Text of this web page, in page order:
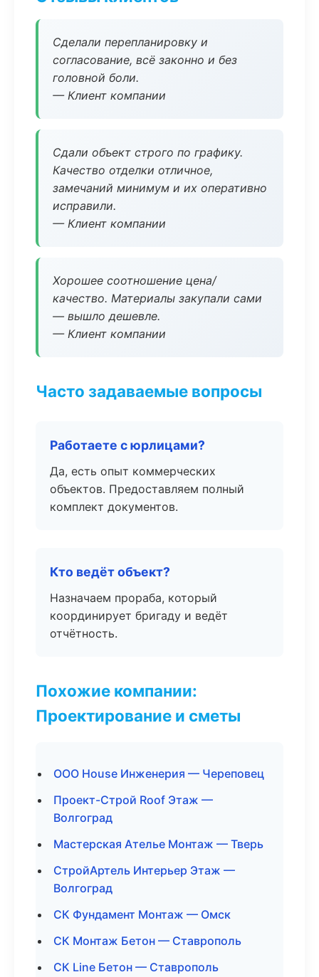
Сделали перепланировку и
согласование, всё законно и без
головной боли.
— Клиент компании
Сдали объект строго по графику.
Качество отделки отличное,
замечаний минимум и их оперативно
исправили.
— Клиент компании
Хорошее соотношение цена/
качество. Материалы закупали сами
— вышло дешевле.
— Клиент компании
Часто задаваемые вопросы
Работаете с юрлицами?
Да, есть опыт коммерческих
объектов. Предоставляем полный
комплект документов.
Кто ведёт объект?
Назначаем прораба, который
координирует бригаду и ведёт
отчётность.
Похожие компании:
Проектирование и сметы
ООО House Инженерия — Череповец
Проект-Строй Roof Этаж —
Волгоград
Мастерская Ателье Монтаж — Тверь
СтройАртель Интерьер Этаж —
Волгоград
СК Фундамент Монтаж — Омск
СК Монтаж Бетон — Ставрополь
СК Line Бетон — Ставрополь